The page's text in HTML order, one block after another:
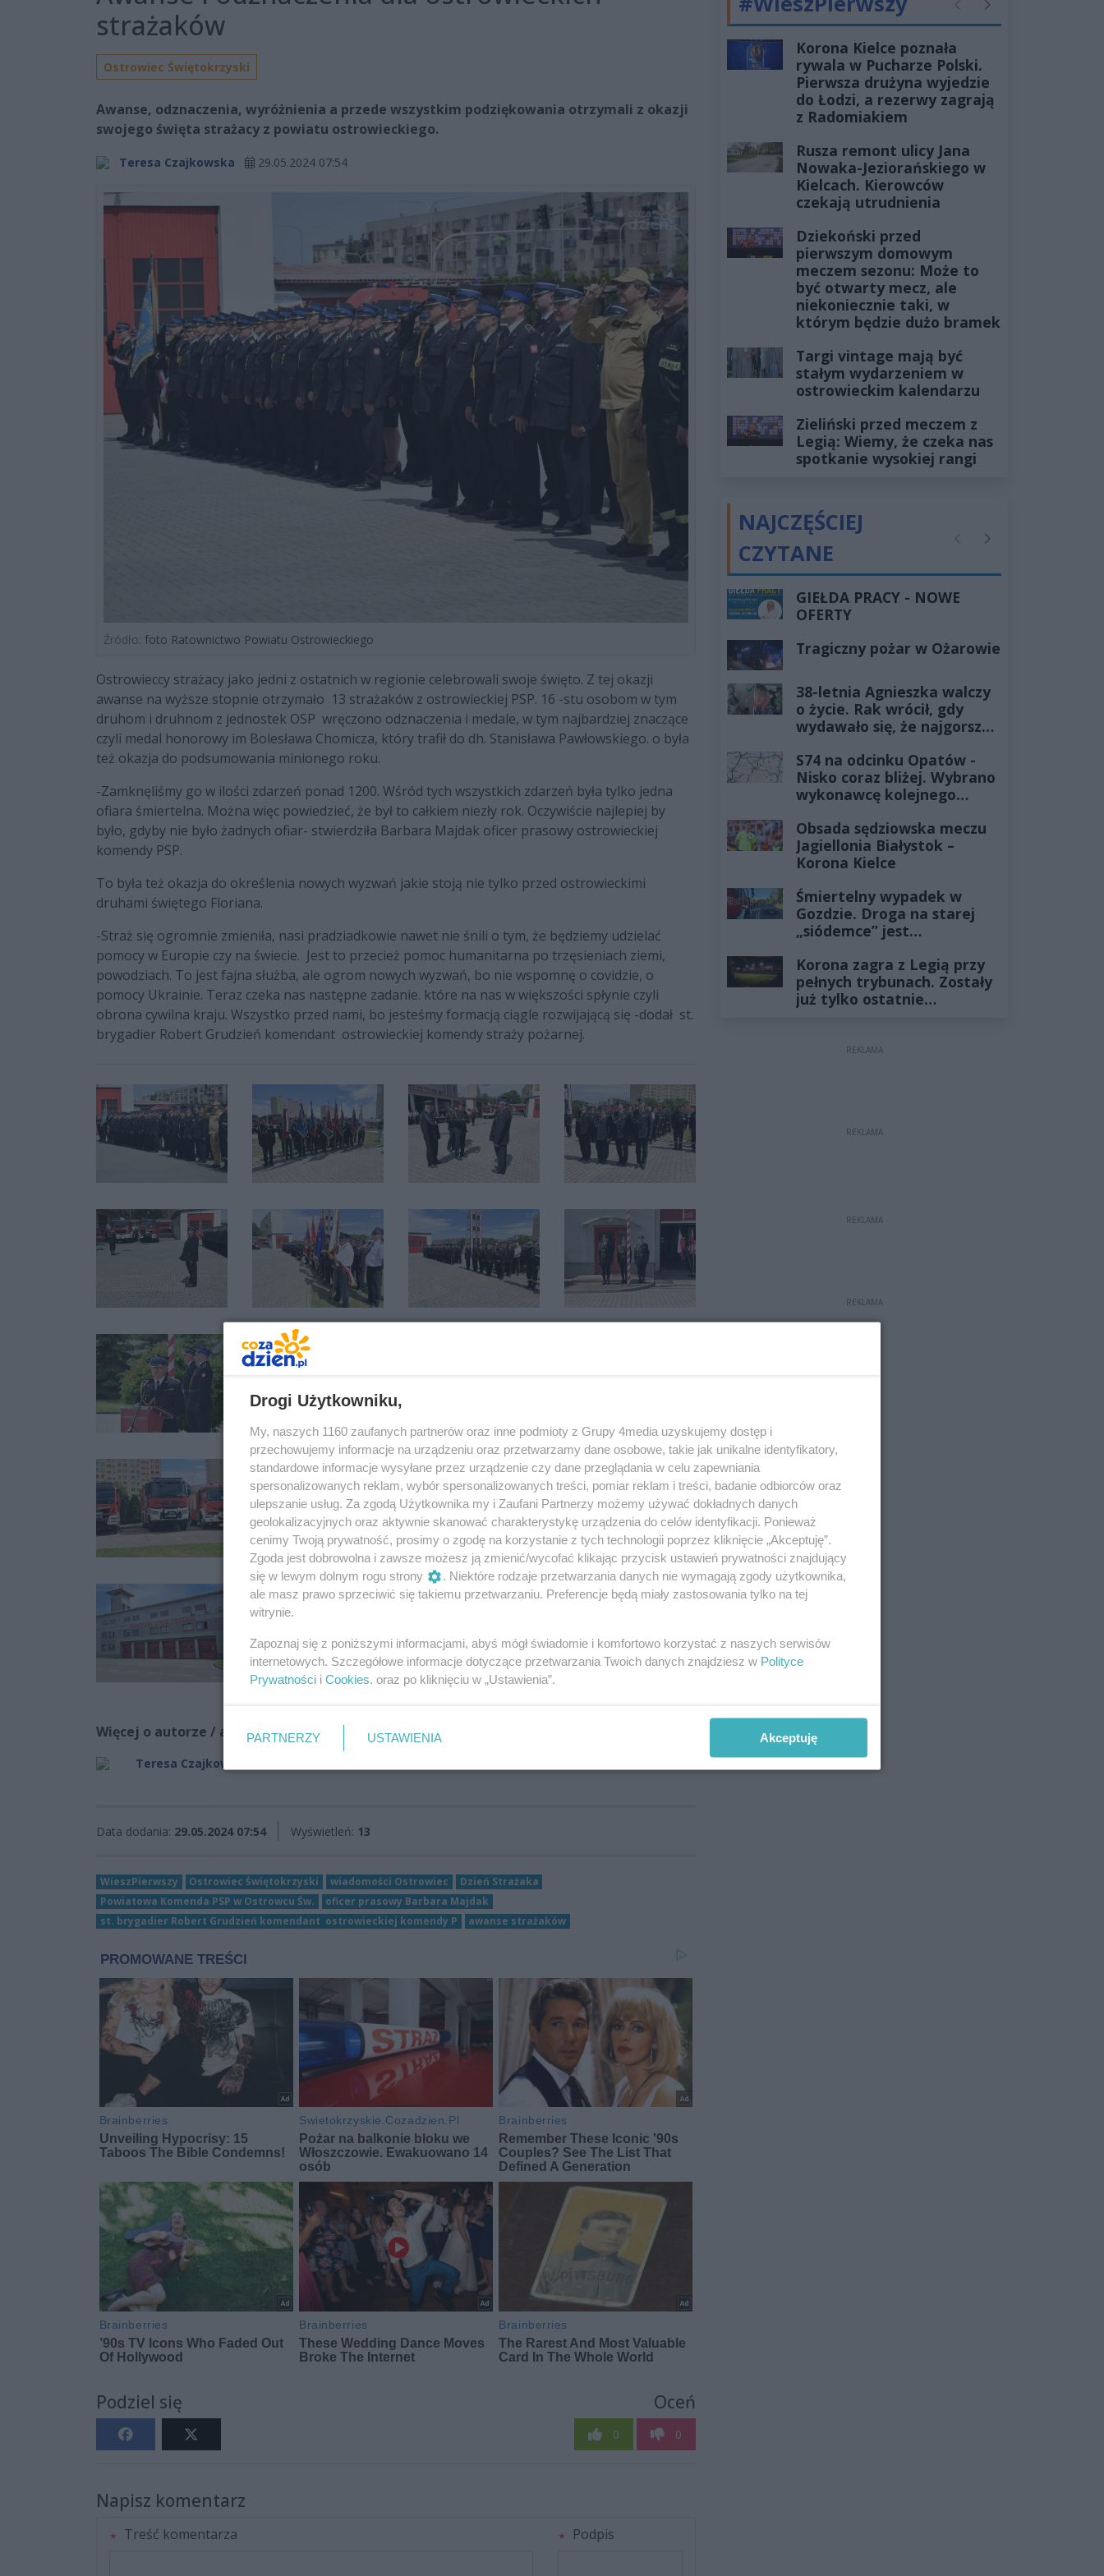
strażaków
Ostrowiec Świętokrzyski
Awanse, odznaczenia, wyróżnienia a przede wszystkim podziękowania otrzymali z okazji
swojego święta strażacy z powiatu ostrowieckiego.
Teresa Czajkowska 29.05.2024 07:54
Źródło: foto Ratownictwo Powiatu Ostrowieckiego
Ostrowieccy strażacy jako jedni z ostatnich w regionie celebrowali swoje święto. Z tej okazji
awanse na wyższe stopnie otrzymało 13 strażaków z ostrowieckiej PSP. 16 -stu osobom w tym
druhom i druhnom z jednostek OSP wręczono odznaczenia i medale, w tym najbardziej znaczące
czyli medal honorowy im Bolesława Chomicza, który trafił do dh. Stanisława Pawłowskiego. o była
też okazja do podsumowania minionego roku.
-Zamknęliśmy go w ilości zdarzeń ponad 1200. Wśród tych wszystkich zdarzeń była tylko jedna
ofiara śmiertelna. Można więc powiedzieć, że był to całkiem niezły rok. Oczywiście najlepiej by
było, gdyby nie było żadnych ofiar- stwierdziła Barbara Majdak oficer prasowy ostrowieckiej
komendy PSP.
To była też okazja do określenia nowych wyzwań jakie stoją nie tylko przed ostrowieckimi
druhami świętego Floriana.
-Straż się ogromnie zmieniła, nasi pradziadkowie nawet nie śnili o tym, że będziemy udzielać
pomocy w Europie czy na świecie. Jest to przecież pomoc humanitarna po trzęsieniach ziemi,
powodziach. To jest fajna służba, ale ogrom nowych wyzwań, bo nie wspomnę o covidzie, o
pomocy Ukrainie. Teraz czeka nas następne zadanie. które na nas w większości spłynie czyli
obrona cywilna kraju. Wszystko przed nami, bo jesteśmy formacją ciągle rozwijającą się -dodał st.
brygadier Robert Grudzień komendant ostrowieckiej komendy straży pożarnej.
Więcej o autorze / autorach:
Teresa Czajkowska
Data dodania: 29.05.2024 07:54 Wyświetleń: 13
WieszPierwszy Ostrowiec Świętokrzyski wiadomości Ostrowiec
Dzień Strażaka
Powiatowa Komenda PSP w Ostrowcu Św.
oficer prasowy Barbara Majdak
st. brygadier Robert Grudzień komendant ostrowieckiej komendy P
awanse strażaków
Podziel się Oceń
0 0
Napisz komentarz
Treść komentarza Podpis
PoprzednieNastępne
Korona Kielce poznała
rywala w Pucharze Polski.
Pierwsza drużyna wyjedzie
do Łodzi, a rezerwy zagrają
z Radomiakiem
Rusza remont ulicy Jana
Nowaka-Jeziorańskiego w
Kielcach. Kierowców
czekają utrudnienia
Dziekoński przed
pierwszym domowym
meczem sezonu: Może to
być otwarty mecz, ale
niekoniecznie taki, w
którym będzie dużo bramek
Targi vintage mają być
stałym wydarzeniem w
ostrowieckim kalendarzu
Zieliński przed meczem z
Legią: Wiemy, że czeka nas
spotkanie wysokiej rangi
NAJCZĘŚCIEJ
CZYTANE
PoprzednieNastępne
GIEŁDA PRACY - NOWE
OFERTY
Tragiczny pożar w Ożarowie
38-letnia Agnieszka walczy
o życie. Rak wrócił, gdy
wydawało się, że najgorsze
S74 na odcinku Opatów -
Nisko coraz bliżej. Wybrano
wykonawcę kolejnego
Obsada sędziowska meczu
Jagiellonia Białystok –
Korona Kielce
Śmiertelny wypadek w
Gozdzie. Droga na starej
„siódemce” jest
Korona zagra z Legią przy
pełnych trybunach. Zostały
już tylko ostatnie
REKLAMA
REKLAMA
REKLAMA
REKLAMA
Drogi Użytkowniku,
My, naszych 1160 zaufanych partnerów oraz inne podmioty z Grupy 4media uzyskujemy dostęp i
przechowujemy informacje na urządzeniu oraz przetwarzamy dane osobowe, takie jak unikalne identyfikatory,
standardowe informacje wysyłane przez urządzenie czy dane przeglądania w celu zapewniania
spersonalizowanych reklam, wybór spersonalizowanych treści, pomiar reklam i treści, badanie odbiorców oraz
ulepszanie usług. Za zgodą Użytkownika my i Zaufani Partnerzy możemy używać dokładnych danych
geolokalizacyjnych oraz aktywnie skanować charakterystykę urządzenia do celów identyfikacji. Ponieważ
cenimy Twoją prywatność, prosimy o zgodę na korzystanie z tych technologii poprzez kliknięcie „Akceptuję”.
Zgoda jest dobrowolna i zawsze możesz ją zmienić/wycofać klikając przycisk ustawień prywatności znajdujący
się w lewym dolnym rogu strony
. Niektóre rodzaje przetwarzania danych nie wymagają zgody użytkownika,
ale masz prawo sprzeciwić się takiemu przetwarzaniu. Preferencje będą miały zastosowania tylko na tej
witrynie.
Zapoznaj się z poniższymi informacjami, abyś mógł świadomie i komfortowo korzystać z naszych serwisów
internetowych. Szczegółowe informacje dotyczące przetwarzania Twoich danych znajdziesz w Polityce
Prywatności i Cookies. oraz po kliknięciu w „Ustawienia”.
PARTNERZY USTAWIENIA Akceptuję